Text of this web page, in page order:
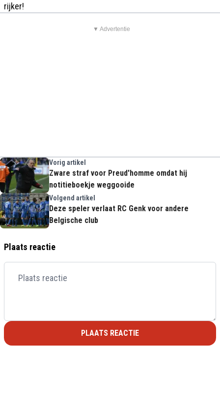
rijker!
▼ Advertentie
Vorig artikel
Zware straf voor Preud'homme omdat hij
notitieboekje weggooide
Volgend artikel
Deze speler verlaat RC Genk voor andere
Belgische club
Plaats reactie
PLAATS REACTIE